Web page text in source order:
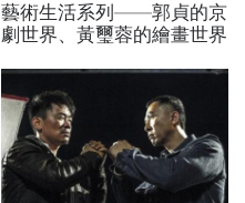
藝術生活系列——郭貞的京
劇世界、黃璽蓉的繪畫世界